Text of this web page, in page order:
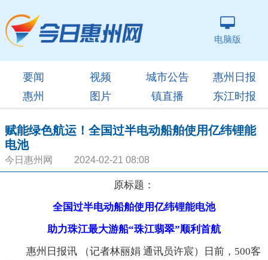
电脑版
要闻 视频 城市公告
惠州日报
惠州
图片 镇直播 东江时报
赋能绿色航运！全国过半电动船舶使用亿纬锂能
电池
今日惠州网 2024-02-21 08:08
原标题：
全国过半电动船舶使用亿纬锂能电池
助力珠江最大游船“珠江翡翠”顺利首航
惠州日报讯 （记者林丽娟 通讯员许宸）日前，500客